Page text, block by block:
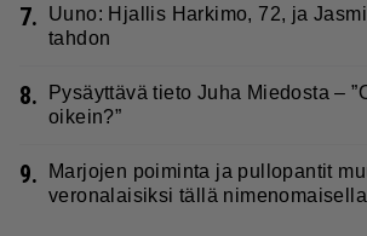
7.
Uuno: Hjallis Harkimo, 72, ja
tahdon
8.
Pysäyttävä tieto Juha Miedosta –
oikein?”
9.
Marjojen poiminta ja pullopantit
veronalaisiksi tällä